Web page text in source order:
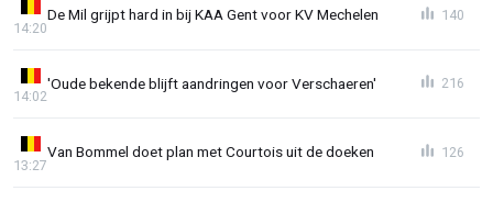
De Mil grijpt hard in bij KAA Gent voor KV Mechelen
14:20
140
'Oude bekende blijft aandringen voor Verschaeren'
14:02
216
Van Bommel doet plan met Courtois uit de doeken
13:27
126